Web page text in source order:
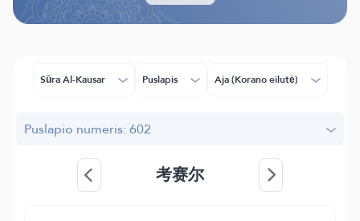
Sūra Al-Kausar Puslapis Aja (Korano eilutė)
Puslapio numeris: 602
考赛尔